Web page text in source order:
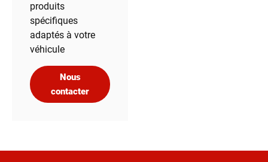
produits
spécifiques
adaptés à votre
véhicule
Nous
contacter